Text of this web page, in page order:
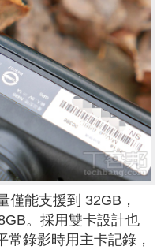
僅能支援到 32GB，
。 採用雙卡設計也
常錄影時用主卡記錄，